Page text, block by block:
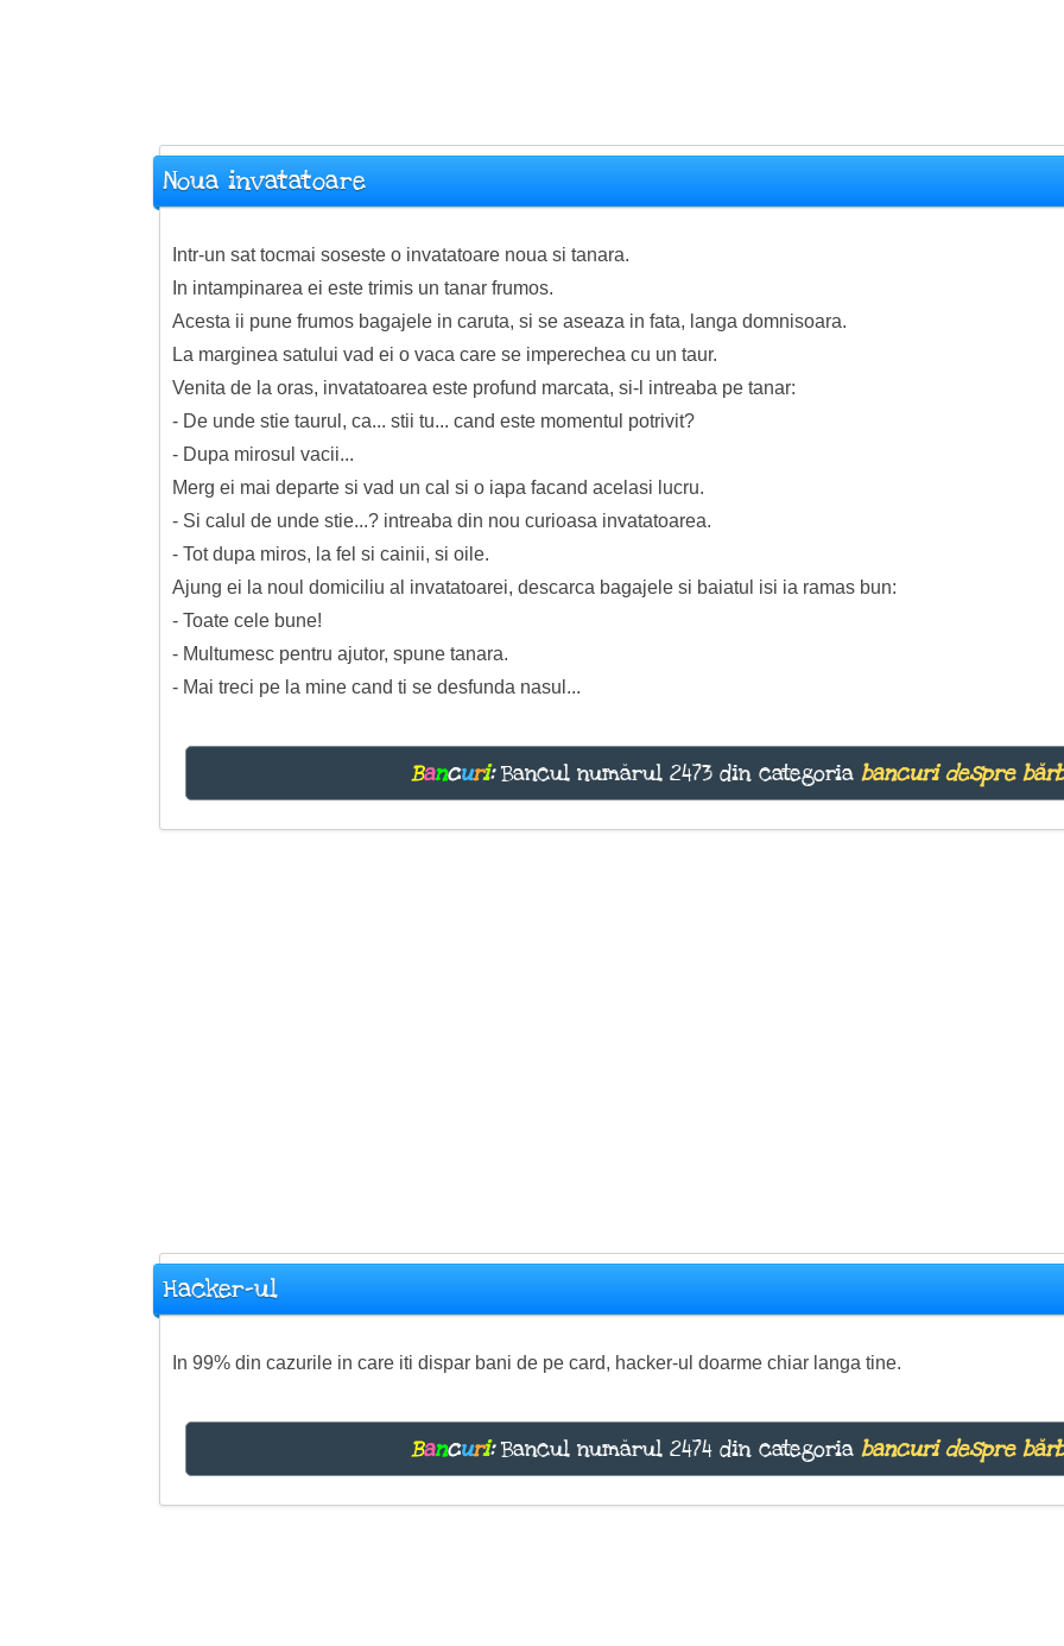
Noua invatatoare
Intr-un sat tocmai soseste o invatatoare noua si tanara.
In intampinarea ei este trimis un tanar frumos.
Acesta ii pune frumos bagajele in caruta, si se aseaza in fata, langa domnisoara.
La marginea satului vad ei o vaca care se imperechea cu un taur.
Venita de la oras, invatatoarea este profund marcata, si-l intreaba pe tanar:
- De unde stie taurul, ca... stii tu... cand este momentul potrivit?
- Dupa mirosul vacii...
Merg ei mai departe si vad un cal si o iapa facand acelasi lucru.
- Si calul de unde stie...? intreaba din nou curioasa invatatoarea.
- Tot dupa miros, la fel si cainii, si oile.
Ajung ei la noul domiciliu al invatatoarei, descarca bagajele si baiatul isi ia ramas bun:
- Toate cele bune!
- Multumesc pentru ajutor, spune tanara.
- Mai treci pe la mine cand ti se desfunda nasul...
Bancuri:Bancul numărul 2473 din categoria bancuri despre
Hacker-ul
In 99% din cazurile in care iti dispar bani de pe card, hacker-ul doarme chiar langa tine.
Bancuri:Bancul numărul 2474 din categoria bancuri despre